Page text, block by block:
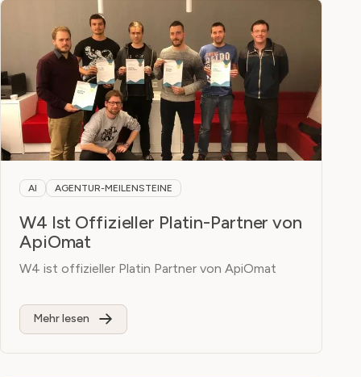
AI AGENTUR-MEILENSTEINE
W4 Ist Offizieller Platin-Partner von
ApiOmat
W4 ist offizieller Platin Partner von ApiOmat
Mehr lesen